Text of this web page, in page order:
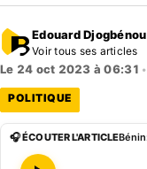
Edouard Djogbénou
Voir tous ses articles
Le 24 oct 2023 à 06:31 •
POLITIQUE
🎧 ÉCOUTER L'ARTICLE